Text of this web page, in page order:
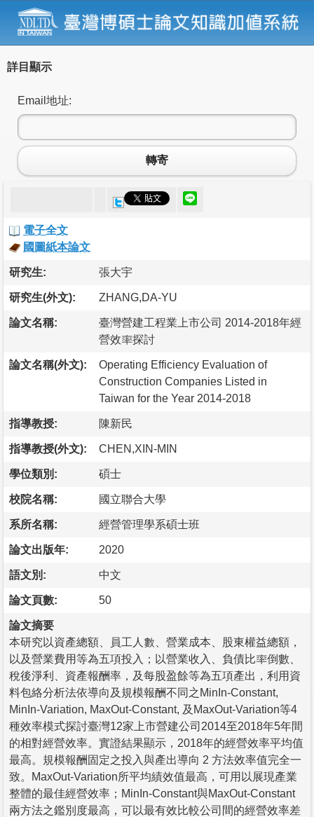
詳目顯示
Email地址:
轉寄
電子全文
國圖紙本論文
研究生: 張大宇
研究生(外文): ZHANG,DA-YU
論文名稱:
臺灣營建工程業上市公司 2014-2018年經
營效率探討
論文名稱(外文):
Operating Efficiency Evaluation of
Construction Companies Listed in
Taiwan for the Year 2014-2018
指導教授: 陳新民
指導教授(外文): CHEN,XIN-MIN
學位類別: 碩士
校院名稱: 國立聯合大學
系所名稱: 經營管理學系碩士班
論文出版年: 2020
語文別: 中文
論文頁數: 50
論文摘要
本研究以資產總額、員工人數、營業成本、股東權益總額，
以及營業費用等為五項投入；以營業收入、負債比率倒數、
稅後淨利、資產報酬率，及每股盈餘等為五項產出，利用資
料包絡分析法依導向及規模報酬不同之MinIn-Constant,
MinIn-Variation, MaxOut-Constant, 及MaxOut-Variation等4
種效率模式探討臺灣12家上市營建公司2014至2018年5年間
的相對經營效率。實證結果顯示，2018年的經營效率平均值
最高。規模報酬固定之投入與產出導向 2 方法效率值完全一
致。MaxOut-Variation所平均績效值最高，可用以展現產業
整體的最佳經營效率；MinIn-Constant與MaxOut-Constant
兩方法之鑑別度最高，可以最有效比較公司間的經營效率差